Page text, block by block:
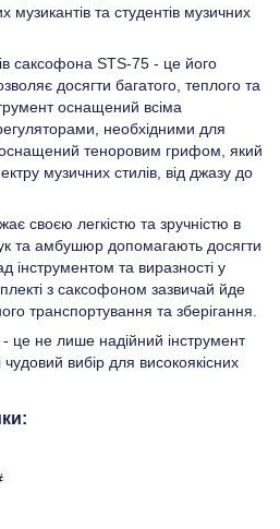
та студентів музичних
саксофона STS-75 - це його
досягти багатого, теплого та
оснащений всіма
необхідними для
теноровим грифом, який
музичних стилів, від джазу до
своєю легкістю та зручністю в
та амбушюр допомагають досягти
інструментом та виразності у
з саксофоном зазвичай йде
транспортування та зберігання.
це не лише надійний інструмент
вибір для високоякісних